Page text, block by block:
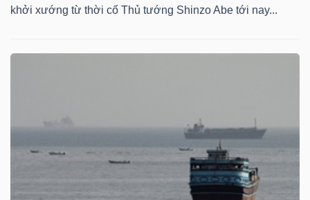
khởi xướng từ thời cố Thủ tướng Shinzo Abe tới nay...